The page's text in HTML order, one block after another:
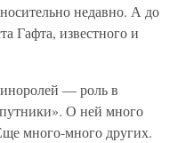
недавно. А до
Гафта, известного и
— роль в
О ней много
много-много других.